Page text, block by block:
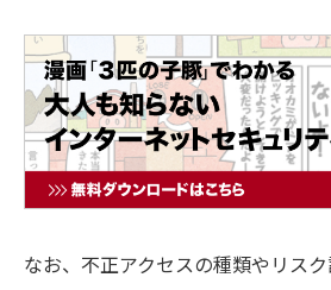
なお、不正アクセスの種類やリス